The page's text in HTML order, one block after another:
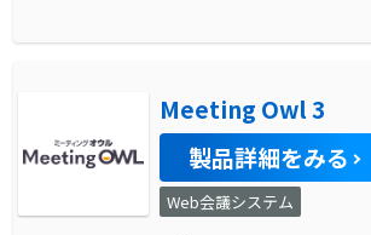
Meeting Owl 3
製品詳細をみる
Web会議システム